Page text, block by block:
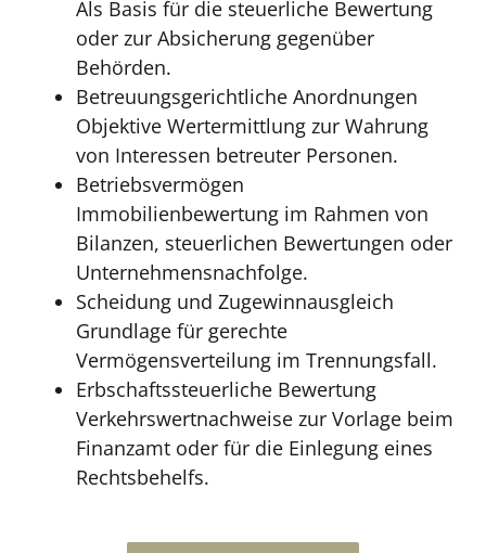
Als Basis für die steuerliche Bewertung
oder zur Absicherung gegenüber
Behörden.
Betreuungsgerichtliche Anordnungen
Objektive Wertermittlung zur Wahrung
von Interessen betreuter Personen.
Betriebsvermögen
Immobilienbewertung im Rahmen von
Bilanzen, steuerlichen Bewertungen oder
Unternehmensnachfolge.
Scheidung und Zugewinnausgleich
Grundlage für gerechte
Vermögensverteilung im Trennungsfall.
Erbschaftssteuerliche Bewertung
Verkehrswertnachweise zur Vorlage beim
Finanzamt oder für die Einlegung eines
Rechtsbehelfs.